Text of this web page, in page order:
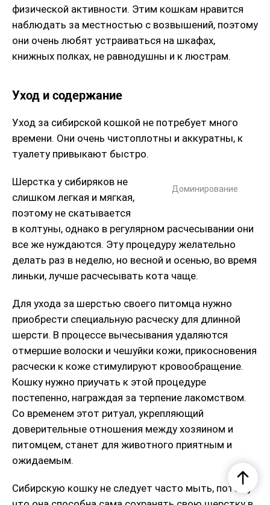
физической активности. Этим кошкам нравится
наблюдать за местностью с возвышений, поэтому
они очень любят устраиваться на шкафах,
книжных полках, не равнодушны и к люстрам.
Уход и содержание
Уход за сибирской кошкой не потребует много
времени. Они очень чистоплотны и аккуратны, к
туалету привыкают быстро.
Доминирование
Шерстка у сибиряков не
слишком легкая и мягкая,
поэтому не скатывается
в колтуны, однако в регулярном расчесывании они
все же нуждаются. Эту процедуру желательно
делать раз в неделю, но весной и осенью, во время
линьки, лучше расчесывать кота чаще.
Для ухода за шерстью своего питомца нужно
приобрести специальную расческу для длинной
шерсти. В процессе вычесывания удаляются
отмершие волоски и чешуйки кожи, прикосновения
расчески к коже стимулируют кровообращение.
Кошку нужно приучать к этой процедуре
постепенно, награждая за терпение лакомством.
Со временем этот ритуал, укрепляющий
доверительные отношения между хозяином и
питомцем, станет для животного приятным и
ожидаемым.
Сибирскую кошку не следует часто мыть, потому